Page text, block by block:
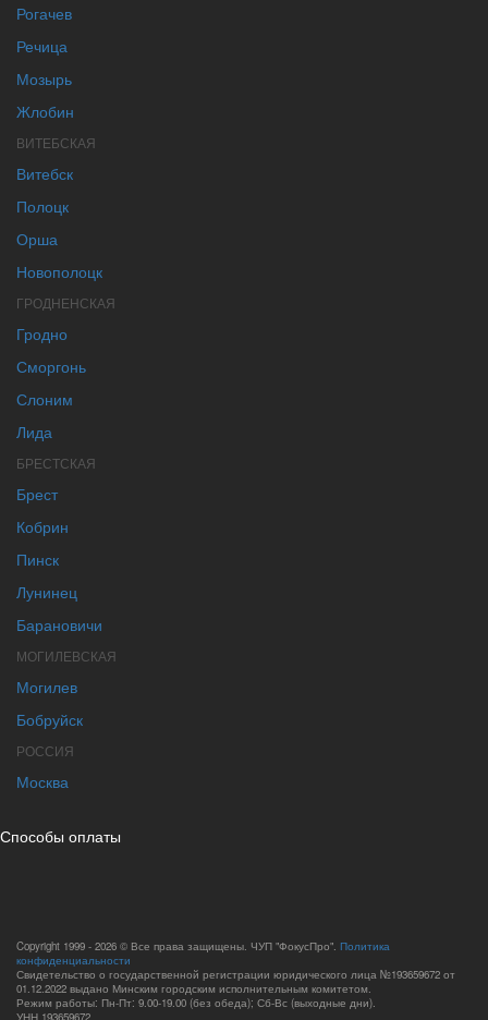
Рогачев
Речица
Мозырь
Жлобин
ВИТЕБСКАЯ
Витебск
Полоцк
Орша
Новополоцк
ГРОДНЕНСКАЯ
Гродно
Сморгонь
Слоним
Лида
БРЕСТСКАЯ
Брест
Кобрин
Пинск
Лунинец
Барановичи
МОГИЛЕВСКАЯ
Могилев
Бобруйск
РОССИЯ
Москва
Способы оплаты
Copyright 1999 - 2026 © Все права защищены. ЧУП "ФокусПро". Политика
конфиденциальности
Свидетельство о государственной регистрации юридического лица №193659672 от
01.12.2022 выдано Минским городским исполнительным комитетом.
Режим работы: Пн-Пт: 9.00-19.00 (без обеда); Сб-Вс (выходные дни).
УНН 193659672